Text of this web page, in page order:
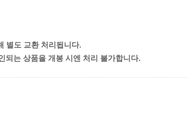
별도 교환 처리됩니다.
는 상품을 개봉 시엔 처리 불가합니다.